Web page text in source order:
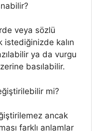
veya sözlü
istediğinizde kalın
ya da vurgu
basılabilir.
mi?
ancak
farklı anlamlar